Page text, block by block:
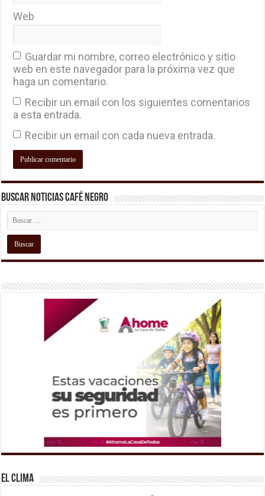
Web
Guardar mi nombre, correo electrónico y sitio
web en este navegador para la próxima vez que
haga un comentario.
Recibir un email con los siguientes comentarios
a esta entrada.
Recibir un email con cada nueva entrada.
Buscar Noticias Café Negro
El Clima